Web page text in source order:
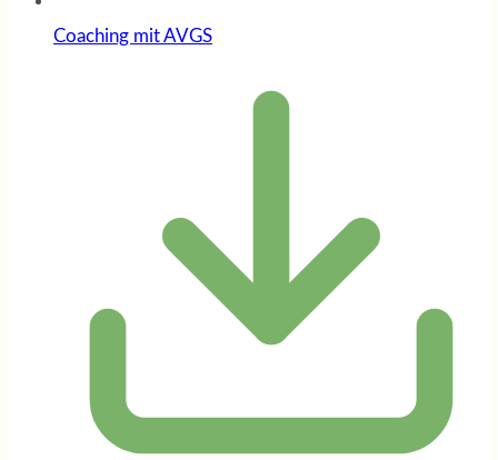
Coaching mit AVGS